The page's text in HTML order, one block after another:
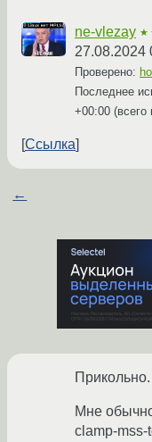
ne-vlezay
27.08.2024
Проверено:
Последнее
+00:00 (всего
Ссылка
←
Мне
clamp-mss-